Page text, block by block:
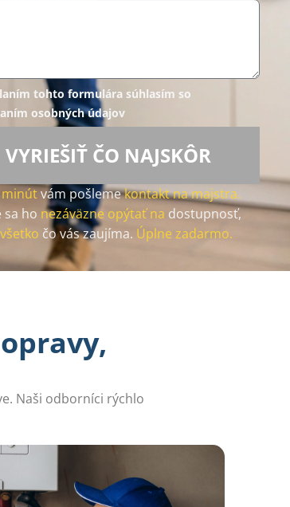
tohto formulára súhlasím so
osobných údajov
VYRIEŠIŤ ČO NAJSKÔR
vám pošlemekontakt na majstra.
sa ho nezáväzne opýtať na dostupnosť,
všetko čo vás zaujíma. Úplne zadarmo.
Naši odborníci rýchlo